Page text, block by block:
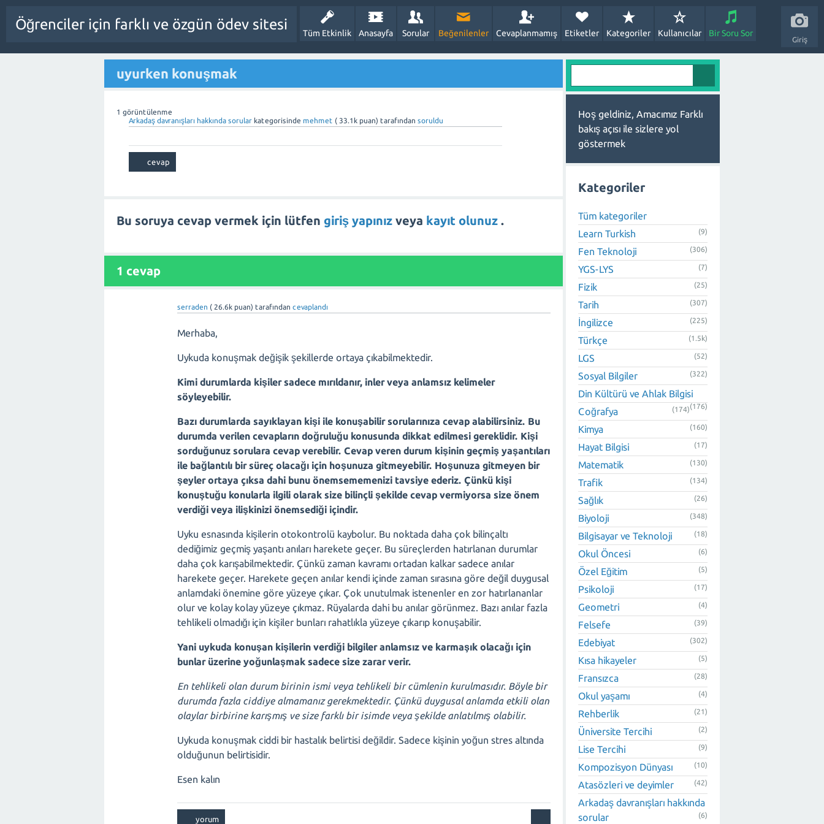
Giriş
Öğrenciler için farklı ve özgün ödev sitesi
Tüm Etkinlik Anasayfa Sorular Beğenilenler Cevaplanmamış Etiketler Kategoriler Kullanıcılar Bir Soru Sor
uyurken konuşmak
1 görüntülenme
Arkadaş davranışları hakkında sorular kategorisinde mehmet ( 33.1k puan) tarafından soruldu
Bu soruya cevap vermek için lütfen giriş yapınız veya kayıt olunuz .
1 cevap
serraden (26.6k puan) tarafındancevaplandı
Merhaba,
Uykuda konuşmak değişik şekillerde ortaya çıkabilmektedir.
Kimi durumlarda kişiler sadece mırıldanır, inler veya anlamsız kelimeler
söyleyebilir.
Bazı durumlarda sayıklayan kişi ile konuşabilir sorularınıza cevap alabilirsiniz. Bu
durumda verilen cevapların doğruluğu konusunda dikkat edilmesi gereklidir. Kişi
sorduğunuz sorulara cevap verebilir. Cevap veren durum kişinin geçmiş yaşantıları
ile bağlantılı bir süreç olacağı için hoşunuza gitmeyebilir. Hoşunuza gitmeyen bir
şeyler ortaya çıksa dahi bunu önemsememenizi tavsiye ederiz. Çünkü kişi
konuştuğu konularla ilgili olarak size bilinçli şekilde cevap vermiyorsa size önem
verdiği veya ilişkinizi önemsediği içindir.
Uyku esnasında kişilerin otokontrolü kaybolur. Bu noktada daha çok bilinçaltı
dediğimiz geçmiş yaşantı anıları harekete geçer. Bu süreçlerden hatırlanan durumlar
daha çok karışabilmektedir. Çünkü zaman kavramı ortadan kalkar sadece anılar
harekete geçer. Harekete geçen anılar kendi içinde zaman sırasına göre değil duygusal
anlamdaki önemine göre yüzeye çıkar. Çok unutulmak istenenler en zor hatırlananlar
olur ve kolay kolay yüzeye çıkmaz. Rüyalarda dahi bu anılar görünmez. Bazı anılar fazla
tehlikeli olmadığı için kişiler bunları rahatlıkla yüzeye çıkarıp konuşabilir.
Yani uykuda konuşan kişilerin verdiği bilgiler anlamsız ve karmaşık olacağı için
bunlar üzerine yoğunlaşmak sadece size zarar verir.
En tehlikeli olan durum birinin ismi veya tehlikeli bir cümlenin kurulmasıdır. Böyle bir
durumda fazla ciddiye almamanız gerekmektedir. Çünkü duygusal anlamda etkili olan
olaylar birbirine karışmış ve size farklı bir isimde veya şekilde anlatılmış olabilir.
Uykuda konuşmak ciddi bir hastalık belirtisi değildir. Sadece kişinin yoğun stres altında
olduğunun belirtisidir.
Esen kalın
Hoş geldiniz, Amacımız Farklı
bakış açısı ile sizlere yol
göstermek
Kategoriler
Tüm kategoriler
Learn Turkish
(9)
Fen Teknoloji (306)
YGS-LYS (7)
Fizik (25)
Tarih (307)
İngilizce (225)
Türkçe (1.5k)
LGS (52)
Sosyal Bilgiler (322)
Din Kültürü ve Ahlak Bilgisi
(176)
Coğrafya (174)
Kimya (160)
Hayat Bilgisi (17)
Matematik (130)
Trafik (134)
Sağlık (26)
Biyoloji (348)
Bilgisayar ve Teknoloji (18)
Okul Öncesi (6)
Özel Eğitim (5)
Psikoloji (17)
Geometri (4)
Felsefe (39)
Edebiyat (302)
Kısa hikayeler (5)
Fransızca (28)
Okul yaşamı (4)
Rehberlik (21)
Üniversite Tercihi (2)
Lise Tercihi (9)
Kompozisyon Dünyası (10)
Atasözleri ve deyimler (42)
Arkadaş davranışları hakkında
sorular
(6)